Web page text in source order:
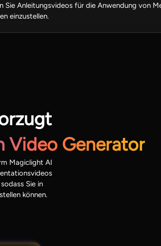
Sie Anleitungsvideos für die Anwendung von
einzustellen.
Video Generator
Magiclight AI
Sie in
können.